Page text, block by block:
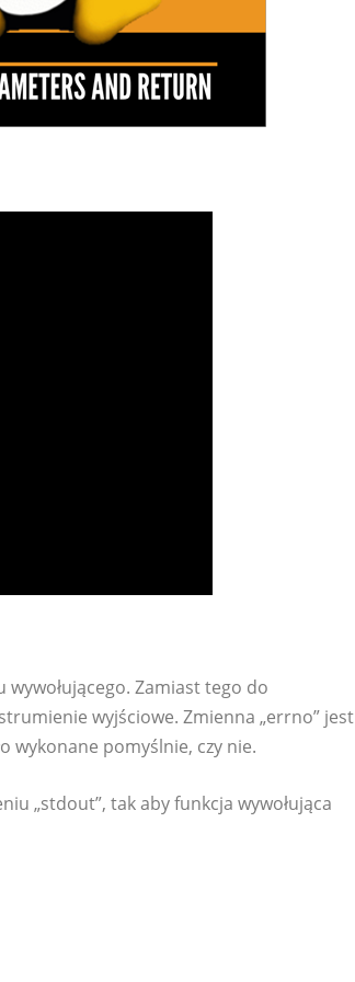
wywołującego. Zamiast tego do
wyjściowe. Zmienna „errno” jest
wykonane pomyślnie, czy nie.
„stdout”, tak aby funkcja wywołująca